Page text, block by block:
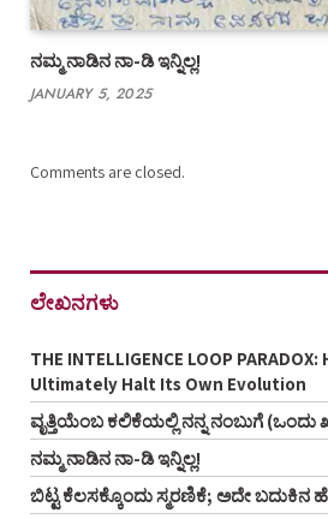
ನಮ್ಮ ನಾಡಿನ ನಾ-ಡಿ ಇನ್ನಿಲ್ಲ!
JANUARY 5, 2025
Comments are closed.
ಲೇಖನಗಳು
THE INTELLIGENCE LOOP
Ultimately Halt Its Own Evolution
ವೃತ್ತಿಯೆಂಬ ಕಲಿಕೆಯಲ್ಲಿ ನನ್ನ ನಂಬುಗೆ (ಒಂದು
ನಮ್ಮ ನಾಡಿನ ನಾ-ಡಿ ಇನ್ನಿಲ್ಲ!
ಬಿಟ್ಟ ಕೆಲಸಕ್ಕೊಂದು ಸ್ಮರಣಿಕೆ; ಅದೇ ಬದುಕಿನ